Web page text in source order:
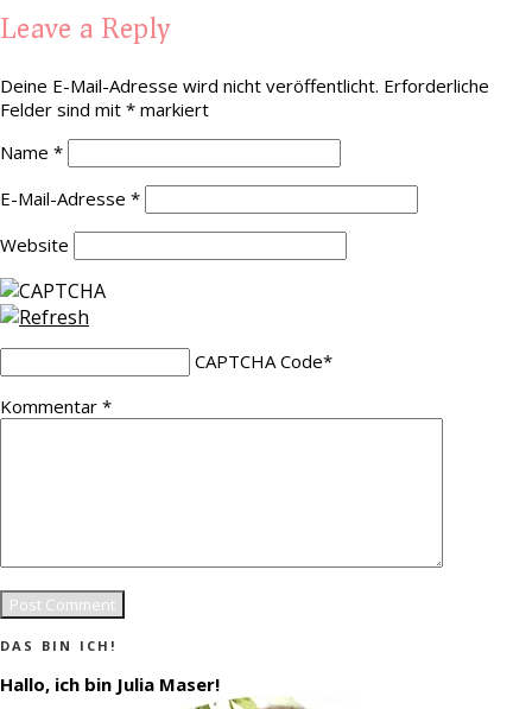
Leave a Reply
Deine E-Mail-Adresse wird nicht veröffentlicht. Erforderliche
Felder sind mit * markiert
Name *
E-Mail-Adresse *
Website
CAPTCHA Code*
Kommentar *
DAS BIN ICH!
Hallo, ich bin Julia Maser!